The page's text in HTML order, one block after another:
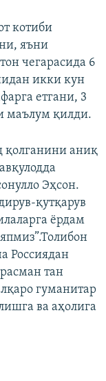
котиби
яъни
чегарасида 6
икки кун
етгани, 3
маълум қилди.
қолганини аниқ
Эҳсон.
қутқарув
ёрдам
Россиядан
тан
гуманитар
ва аҳолига